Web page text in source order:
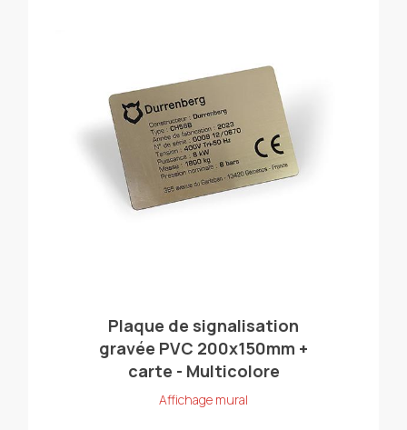
Plaque de signalisation
gravée PVC 200x150mm +
carte - Multicolore
Affichage mural